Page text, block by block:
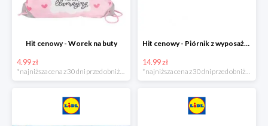
Hit cenowy - Worek na buty
4.99 zł
Hit cenowy - Piórnik z wyposażeniem
14.99 zł